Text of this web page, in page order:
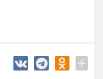
+